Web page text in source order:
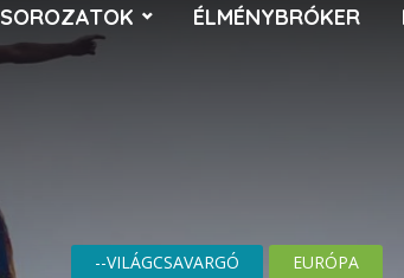
SOROZATOK ÉLMÉNYBRÓKER
--VILÁGCSAVARGÓ EURÓPA